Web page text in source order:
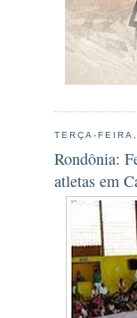
TERÇA-
Rondônia:
atletas em